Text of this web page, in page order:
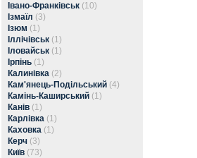
Івано-Франківськ (10)
Ізмаїл (3)
Ізюм (1)
Іллічівськ (1)
Іловайськ (1)
Ірпінь (1)
Калинівка (2)
Кам'янець-Подільський (4)
Камінь-Каширський (1)
Канів (1)
Карлівка (1)
Каховка (1)
Керч (3)
Київ (73)